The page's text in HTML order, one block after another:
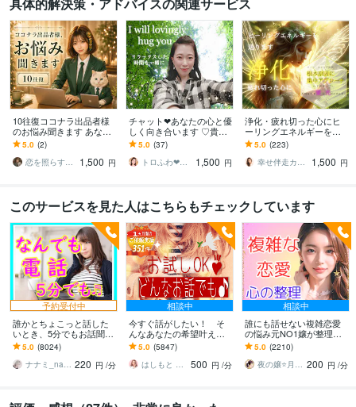
10往復ココナラ出品者様
のお悩み聞きます あなた
のペースで疑問、心配
事、コンサルなど対応し
ます。
5.0 (2)
恋を照らす夜桜タロット＊桜夜 おはる
1,500 円
チャット❤あなたの心と優
しく向き合います ♡貴方
はロケット♡エネルギー
の発射基地♡NATSUKO♡
5.0 (37)
トロふわ❤なつこ
1,500 円
浄化・疲れ切った心にヒ
ーリングエネルギーを送
ります 万物を癒す/オー
ラ・チャクラ調整/根本原
因に集中アプローチ
5.0 (223)
幸せ伴走カウンセラー⭐︎H・RAMIII
1,500 円
このサービスを見た人はこちらもチェックしています
予約受付中
誰かとちょこっと話した
いとき、5分でもお話聞き
ます 疲れた～、でもカウ
ンセリングじゃない、な
んとなく雑談聞いて～
5.0 (8024)
ナナミ_nanami 220 円 /分
相談中
今すぐ話がしたい！ そ
んなあなたの希望叶えま
す 今日あったことから深
刻な悩みまで☆何でも打
ち明けてください。
5.0 (5847)
はしもと ゆっこ♡救急こころの相談室
500 円 /分
相談中
誰にも話せない複雑恋愛
の悩み元NO1嬢が整理し
ます 夜職女性への恋・夜
職恋愛・不倫・片思い・
年の差・遠距離・失恋
5.0 (2210)
夜の嬢⭐月島みと｜複雑恋愛カウンセラー 200 円 /分